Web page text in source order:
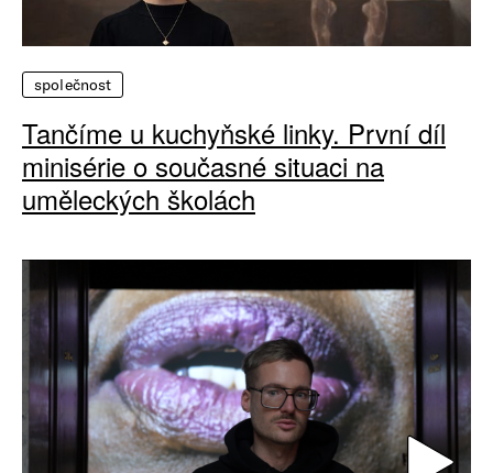
společnost
Tančíme u kuchyňské linky. První díl
minisérie o současné situaci na
uměleckých školách